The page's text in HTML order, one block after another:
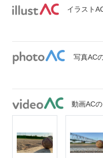
イラスト
写真AC
動画AC